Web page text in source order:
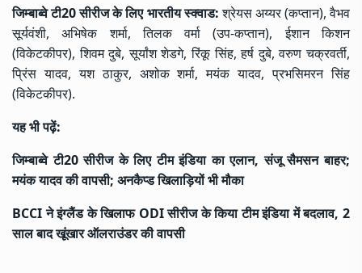
जिम्बाब्वे टी20 सीरीज के लिए भारतीय स्क्वाड:श्रेयस अय्यर (कप्तान), वैभव
सूर्यवंशी, अभिषेक शर्मा, तिलक वर्मा (उप-कप्तान), ईशान किशन
(विकेटकीपर), शिवम दुबे, सूर्यांश शेडगे, रिंकू सिंह, हर्ष दुबे, वरुण चक्रवर्ती,
प्रिंस यादव, यश ठाकुर, अशोक शर्मा, मयंक यादव, प्रभसिमरन सिंह
(विकेटकीपर).
यह भी पढ़ें:
जिम्बाब्वे टी20 सीरीज के लिए टीम इंडिया का एलान, संजू सैमसन बाहर;
मयंक यादव की वापसी; अनकैप्ड खिलाड़ियों भी मौका
BCCI ने इंग्लैंड के खिलाफ ODI सीरीज के किया टीम इंडिया में बदलाव, 2
साल बाद खूंखार ऑलराउंडर की वापसी